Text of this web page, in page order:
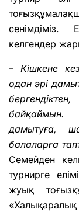
сенімдіміз.
келгендер
–Кішкене
одан әрі
байқаймын.
дамытуға,
балаларға
Семейден
турнирге
жуық
«Халықаралық